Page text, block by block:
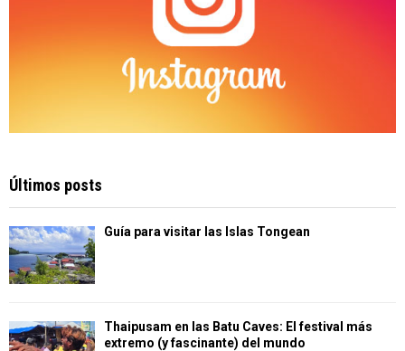
Últimos posts
Guía para visitar las Islas Tongean
Thaipusam en las Batu Caves: El festival más
extremo (y fascinante) del mundo